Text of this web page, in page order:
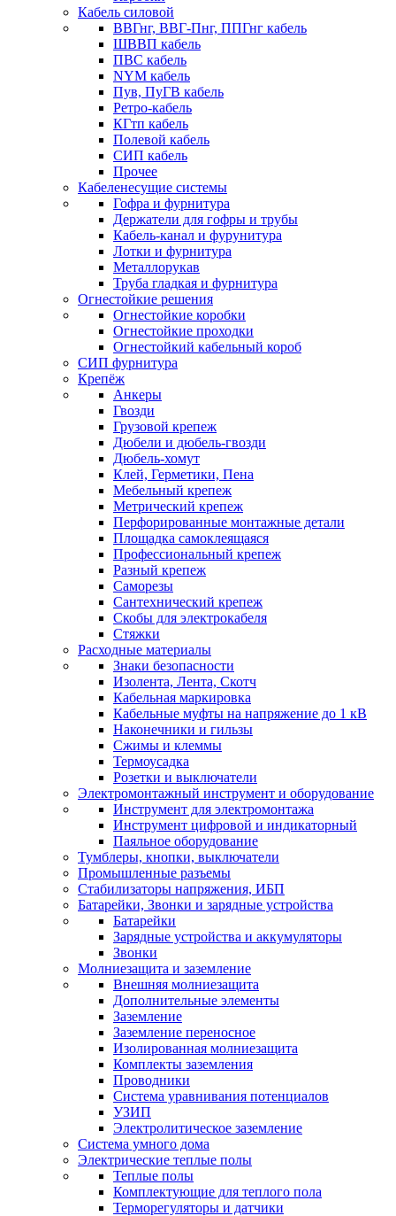
Кабель силовой
ВВГнг, ВВГ-Пнг, ППГнг кабель
ШВВП кабель
ПВС кабель
NYM кабель
Пув, ПуГВ кабель
Ретро-кабель
КГтп кабель
Полевой кабель
СИП кабель
Прочее
Кабеленесущие системы
Гофра и фурнитура
Держатели для гофры и трубы
Кабель-канал и фурунитура
Лотки и фурнитура
Металлорукав
Труба гладкая и фурнитура
Огнестойкие решения
Огнестойкие коробки
Огнестойкие проходки
Огнестойкий кабельный короб
СИП фурнитура
Крепёж
Анкеры
Гвозди
Грузовой крепеж
Дюбели и дюбель-гвозди
Дюбель-хомут
Клей, Герметики, Пена
Мебельный крепеж
Метрический крепеж
Перфорированные монтажные детали
Площадка самоклеящаяся
Профессиональный крепеж
Разный крепеж
Саморезы
Сантехнический крепеж
Скобы для электрокабеля
Стяжки
Расходные материалы
Знаки безопасности
Изолента, Лента, Скотч
Кабельная маркировка
Кабельные муфты на напряжение до 1 кВ
Наконечники и гильзы
Сжимы и клеммы
Термоусадка
Розетки и выключатели
Электромонтажный инструмент и оборудование
Инструмент для электромонтажа
Инструмент цифровой и индикаторный
Паяльное оборудование
Тумблеры, кнопки, выключатели
Промышленные разъемы
Стабилизаторы напряжения, ИБП
Батарейки, Звонки и зарядные устройства
Батарейки
Зарядные устройства и аккумуляторы
Звонки
Молниезащита и заземление
Внешняя молниезащита
Дополнительные элементы
Заземление
Заземление переносное
Изолированная молниезащита
Комплекты заземления
Проводники
Система уравнивания потенциалов
УЗИП
Электролитическое заземление
Система умного дома
Электрические теплые полы
Теплые полы
Комплектующие для теплого пола
Терморегуляторы и датчики